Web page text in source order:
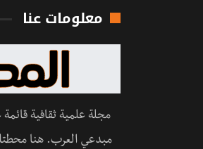
معلومات عنا
مجلة علمية ثقافية
مبدعي العرب. هنا